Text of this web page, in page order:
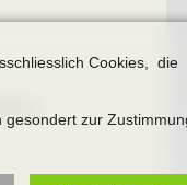
Cookies, die
zur